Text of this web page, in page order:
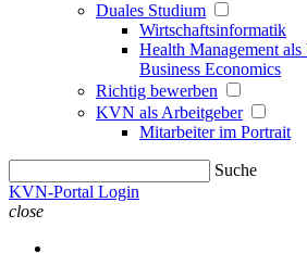
Duales Studium
Wirtschaftsinformatik
Health Management
Business Economics
Richtig bewerben
KVN als Arbeitgeber
Mitarbeiter im Portrait
Suche
KVN-Portal Login
close